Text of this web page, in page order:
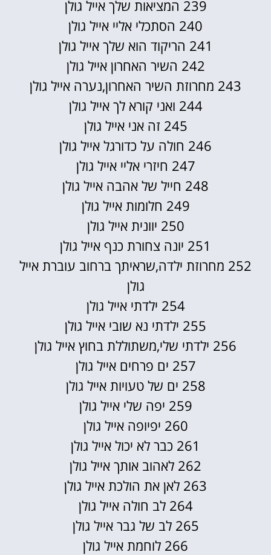
239 המציאות שלך אייל גולן
240 הסתכלי אליי אייל גולן
241 הריקוד הוא שלך אייל גולן
242 השיר האחרון אייל גולן
243 מחרוזת השיר האחרון,נערה אייל גולן
244 ואני קורא לך אייל גולן
245 זה אני אייל גולן
246 חולה על כדורגל אייל גולן
247 חיזרי אליי אייל גולן
248 חייל של אהבה אייל גולן
249 חלומות אייל גולן
250 יוונית אייל גולן
251 יונה צחורת כנף אייל גולן
252 מחרוזת ילדה,שראיתך ברחוב עוברת אייל
גולן
254 ילדתי אייל גולן
255 ילדתי נא שובי אייל גולן
256 ילדתי שלי,משתוללת בחוץ אייל גולן
257 ים פרחים אייל גולן
258 ים של טעויות אייל גולן
259 יפה שלי אייל גולן
260 יפיופה אייל גולן
261 כבר לא יכול אייל גולן
262 לאהוב אותך אייל גולן
263 לאן את הולכת אייל גולן
264 לב חולה אייל גולן
265 לב של גבר אייל גולן
266 לוחמת אייל גולן